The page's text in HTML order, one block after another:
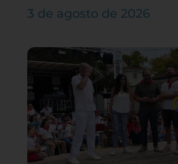
3 de agosto de 2026